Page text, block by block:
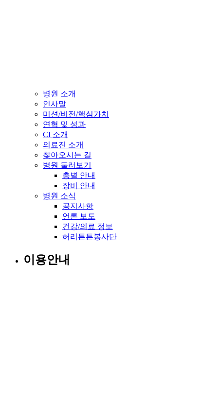
병원 소개
인사말
미션/비전/핵심가치
연혁 및 성과
CI 소개
의료진 소개
찾아오시는 길
병원 둘러보기
층별 안내
장비 안내
병원 소식
공지사항
언론 보도
건강/의료 정보
허리튼튼봉사단
이용안내